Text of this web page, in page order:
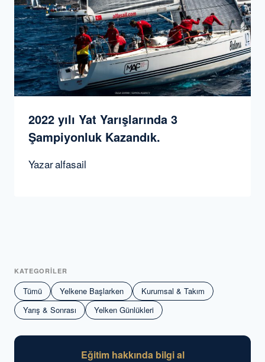
2022 yılı Yat Yarışlarında 3
Şampiyonluk Kazandık.
Yazaralfasail
KATEGORİLER
Tümü Yelkene Başlarken
Kurumsal & Takım
Yarış & Sonrası
Yelken Günlükleri
Eğitim hakkında bilgi al